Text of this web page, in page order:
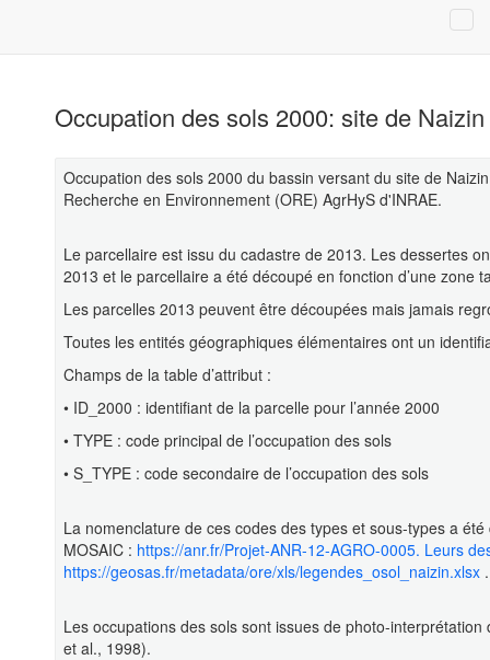
Occupation des sols 2000: site de
Occupation des sols 2000 du bassin versant du site de
Recherche en Environnement (ORE) AgrHyS d'INRAE.
Le parcellaire est issu du cadastre de 2013. Les dessertes
2013 et le parcellaire a été découpé en fonction d’une zone
Les parcelles 2013 peuvent être découpées mais jamais
Toutes les entités géographiques élémentaires ont un
Champs de la table d’attribut :
• ID_2000 : identifiant de la parcelle pour l’année 2000
• TYPE : code principal de l’occupation des sols
• S_TYPE : code secondaire de l’occupation des sols
La nomenclature de ces codes des types et sous-types a
MOSAIC : https://anr.fr/Projet-ANR-12-AGRO-0005. Leurs
https://geosas.fr/metadata/ore/xls/legendes_osol_naizin.xlsx .
Les occupations des sols sont issues de photo-
et al., 1998).